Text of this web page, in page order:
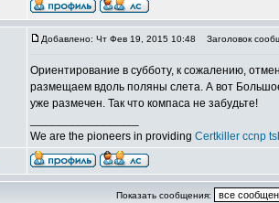
Добавлено: Чт Фев 19, 2015 10:48 Заголовок
Ориентирование в субботу, к сожалению,
размещаем вдоль поляны слета. А вот
уже размечен. Так что компаса не забудьте!
We are the pioneers in providing Certkiller ccnp
Показать сообщения: